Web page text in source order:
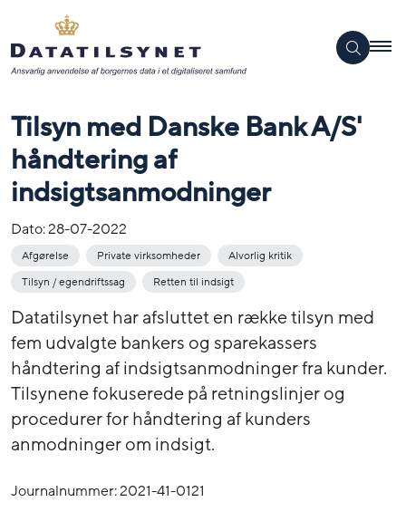
Tilsyn med Danske Bank A/S'
håndtering af
indsigtsanmodninger
Dato:28-07-2022
Afgørelse Private virksomheder
Alvorlig kritik
Tilsyn / egendriftssag
Retten til indsigt
Datatilsynet har afsluttet en række tilsyn med
fem udvalgte bankers og sparekassers
håndtering af indsigtsanmodninger fra kunder.
Tilsynene fokuserede på retningslinjer og
procedurer for håndtering af kunders
anmodninger om indsigt.
Journalnummer: 2021-41-0121